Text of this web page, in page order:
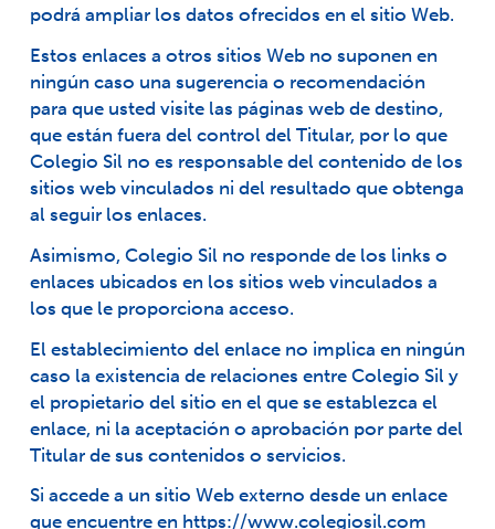
podrá ampliar los datos ofrecidos en el sitio Web.
Estos enlaces a otros sitios Web no suponen en
ningún caso una sugerencia o recomendación
para que usted visite las páginas web de destino,
que están fuera del control del Titular, por lo que
Colegio Sil no es responsable del contenido de los
sitios web vinculados ni del resultado que obtenga
al seguir los enlaces.
Asimismo, Colegio Sil no responde de los links o
enlaces ubicados en los sitios web vinculados a
los que le proporciona acceso.
El establecimiento del enlace no implica en ningún
caso la existencia de relaciones entre Colegio Sil y
el propietario del sitio en el que se establezca el
enlace, ni la aceptación o aprobación por parte del
Titular de sus contenidos o servicios.
Si accede a un sitio Web externo desde un enlace
que encuentre en https://www.colegiosil.com